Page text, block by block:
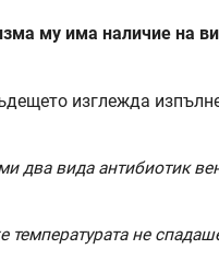
му има наличие на
изглежда
два вида антибиотик
не